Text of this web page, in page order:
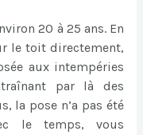
20 à 25 ans. En
le toit directement,
aux intempéries
par là des
la pose n’a pas été
le temps, vous